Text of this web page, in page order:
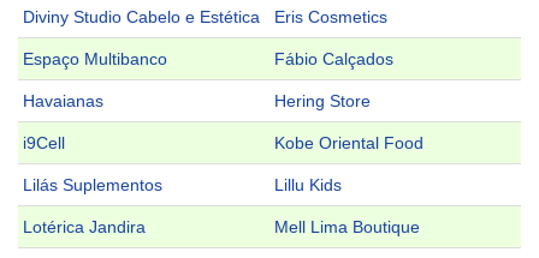
Diviny Studio Cabelo e Estética Eris Cosmetics
Espaço Multibanco Fábio Calçados
Havaianas Hering Store
i9Cell Kobe Oriental Food
Lilás Suplementos Lillu Kids
Lotérica Jandira Mell Lima Boutique